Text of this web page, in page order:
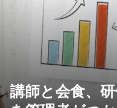
講師と会食、